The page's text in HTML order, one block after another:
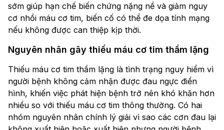
sớm giúp hạn chế biến chứng nặng nề và giảm nguy
cơ nhồi máu cơ tim, biến cố có thể đe dọa tính mạng
nếu không được can thiệp kịp thời.
Nguyên nhân gây thiếu máu cơ tim thầm lặng
Thiếu máu cơ tim thầm lặng là tình trạng nguy hiểm vì
người bệnh không cảm nhận được đau ngực điển
hình, khiến việc phát hiện bệnh trở nên khó khăn hơn
nhiều so với thiếu máu cơ tim thông thường. Có hai
nhóm nguyên nhân chính lý giải vì sao các cơn đau lại